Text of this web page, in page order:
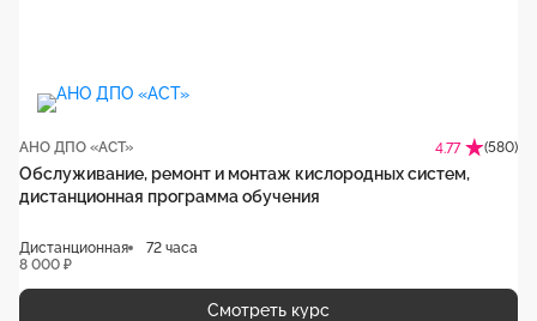
АНО ДПО «АСТ» 4.77 (580)
Обслуживание, ремонт и монтаж кислородных систем,
дистанционная программа обучения
Дистанционная
72 часа
8 000 ₽
Смотреть курс